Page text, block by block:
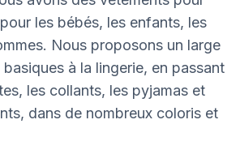
les bébés, les enfants, les
Nous proposons un large
à la lingerie, en passant
les collants, les pyjamas et
dans de nombreux coloris et